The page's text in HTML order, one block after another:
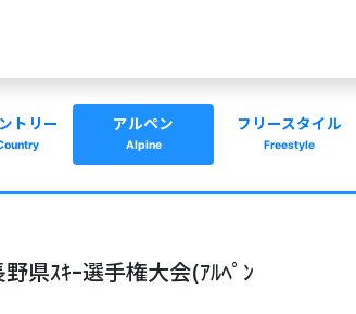
トリー アルペン
Alpine
フリースタイル
Freestyle
県ｽｷｰ選手権大会(ｱﾙﾍﾟﾝ